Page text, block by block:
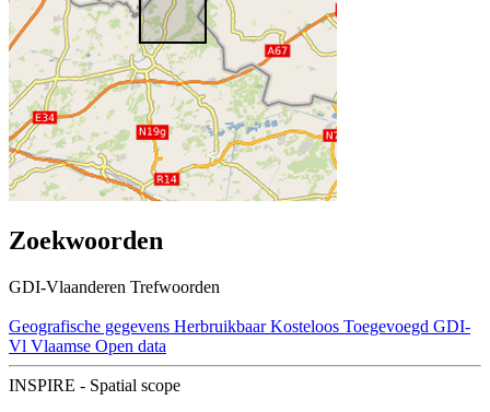
Zoekwoorden
GDI-Vlaanderen Trefwoorden
Geografische gegevens Herbruikbaar Kosteloos Toegevoegd GDI-
Vl Vlaamse Open data
INSPIRE - Spatial scope